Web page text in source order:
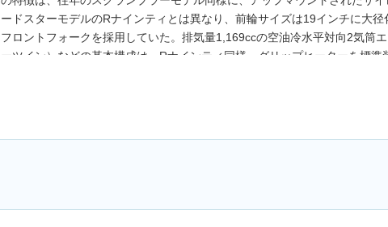
ードスターモデルのRナインティとは異なり、前輪サイズは19インチに大
フロントフォークを採用していた。排気量1,169ccの空油冷水平対向2気筒
ーツイン）などの基本構成は、Rナインティ同様。グリップヒーターを標準